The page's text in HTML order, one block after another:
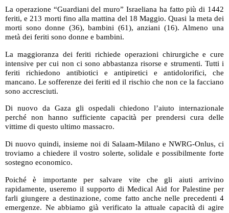
La operazione “Guardiani del muro” Israeliana ha fatto più di 1442
feriti, e 213 morti fino alla mattina del 18 Maggio. Quasi la meta dei
morti sono donne (36), bambini (61), anziani (16). Almeno una
metà dei feriti sono donne e bambini.
La maggioranza dei feriti richiede operazioni chirurgiche e cure
intensive per cui non ci sono abbastanza risorse e strumenti. Tutti i
feriti richiedono antibiotici e antipiretici e antidolorifici, che
mancano. Le sofferenze dei feriti ed il rischio che non ce la facciano
sono accresciuti.
Di nuovo da Gaza gli ospedali chiedono l’aiuto internazionale
perché non hanno sufficiente capacità per prendersi cura delle
vittime di questo ultimo massacro.
Di nuovo quindi, insieme noi di Salaam-Milano e NWRG-Onlus, ci
troviamo a chiedere il vostro solerte, solidale e possibilmente forte
sostegno economico.
Poiché è importante per salvare vite che gli aiuti arrivino
rapidamente, useremo il supporto di Medical Aid for Palestine per
farli giungere a destinazione, come fatto anche nelle precedenti 4
emergenze. Ne abbiamo già verificato la attuale capacità di agire